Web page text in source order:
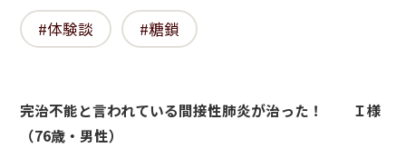
体験談
糖鎖
完治不能と言われている間接性肺炎が治った！ Ｉ様
（76歳・男性）